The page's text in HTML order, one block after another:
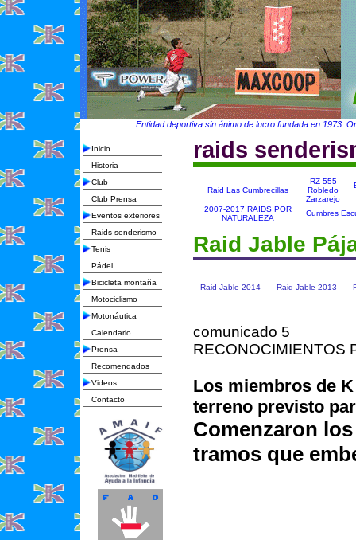
Entidad deportiva sin ánimo de lucro fundada en 1973.
Inicio
Historia
Club
Club Prensa
Eventos exteriores
Raids senderismo
Tenis
Pádel
Bicicleta montaña
Motociclismo
Motonáutica
Calendario
Prensa
Recomendados
Videos
Contacto
raids
Raid Las Cumbrecillas
RZ 555
Robledo
Zarzarejo
2007-2017 RAIDS POR
NATURALEZA
Cumbres
Raid Jable
Raid Jable 2014 Raid Jable 2013
comunicado 5
RECONOCIMIENTOS
Los miembros de
terreno previsto
Comenzaron
tramos que